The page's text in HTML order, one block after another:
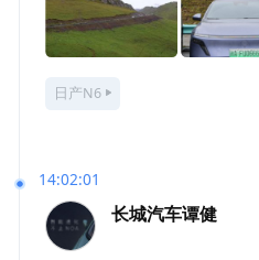
日产N6
14:02:01
长城汽车谭健